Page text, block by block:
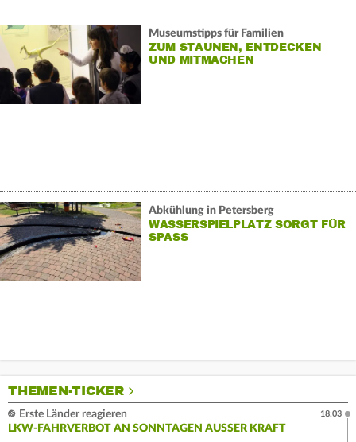
Museumstipps für Familien
ZUM STAUNEN, ENTDECKEN
UND MITMACHEN
Abkühlung in Petersberg
WASSERSPIELPLATZ SORGT FÜR
SPASS
THEMEN-TICKER
Erste Länder reagieren
LKW-FAHRVERBOT AN SONNTAGEN AUSSER KRAFT
18:03